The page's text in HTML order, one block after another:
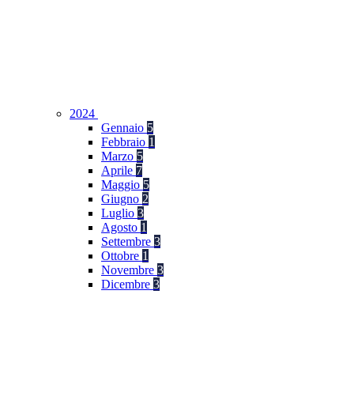
2024
Gennaio 5
Febbraio 1
Marzo 5
Aprile 7
Maggio 5
Giugno 2
Luglio 3
Agosto 1
Settembre 3
Ottobre 1
Novembre 3
Dicembre 3